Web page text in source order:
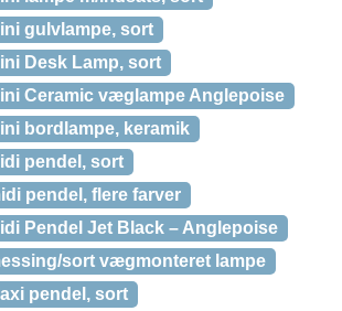
gulvlampe, sort
Desk Lamp, sort
Ceramic væglampe Anglepoise
bordlampe, keramik
pendel, sort
pendel, flere farver
Pendel Jet Black – Anglepoise
sort vægmonteret lampe
pendel, sort